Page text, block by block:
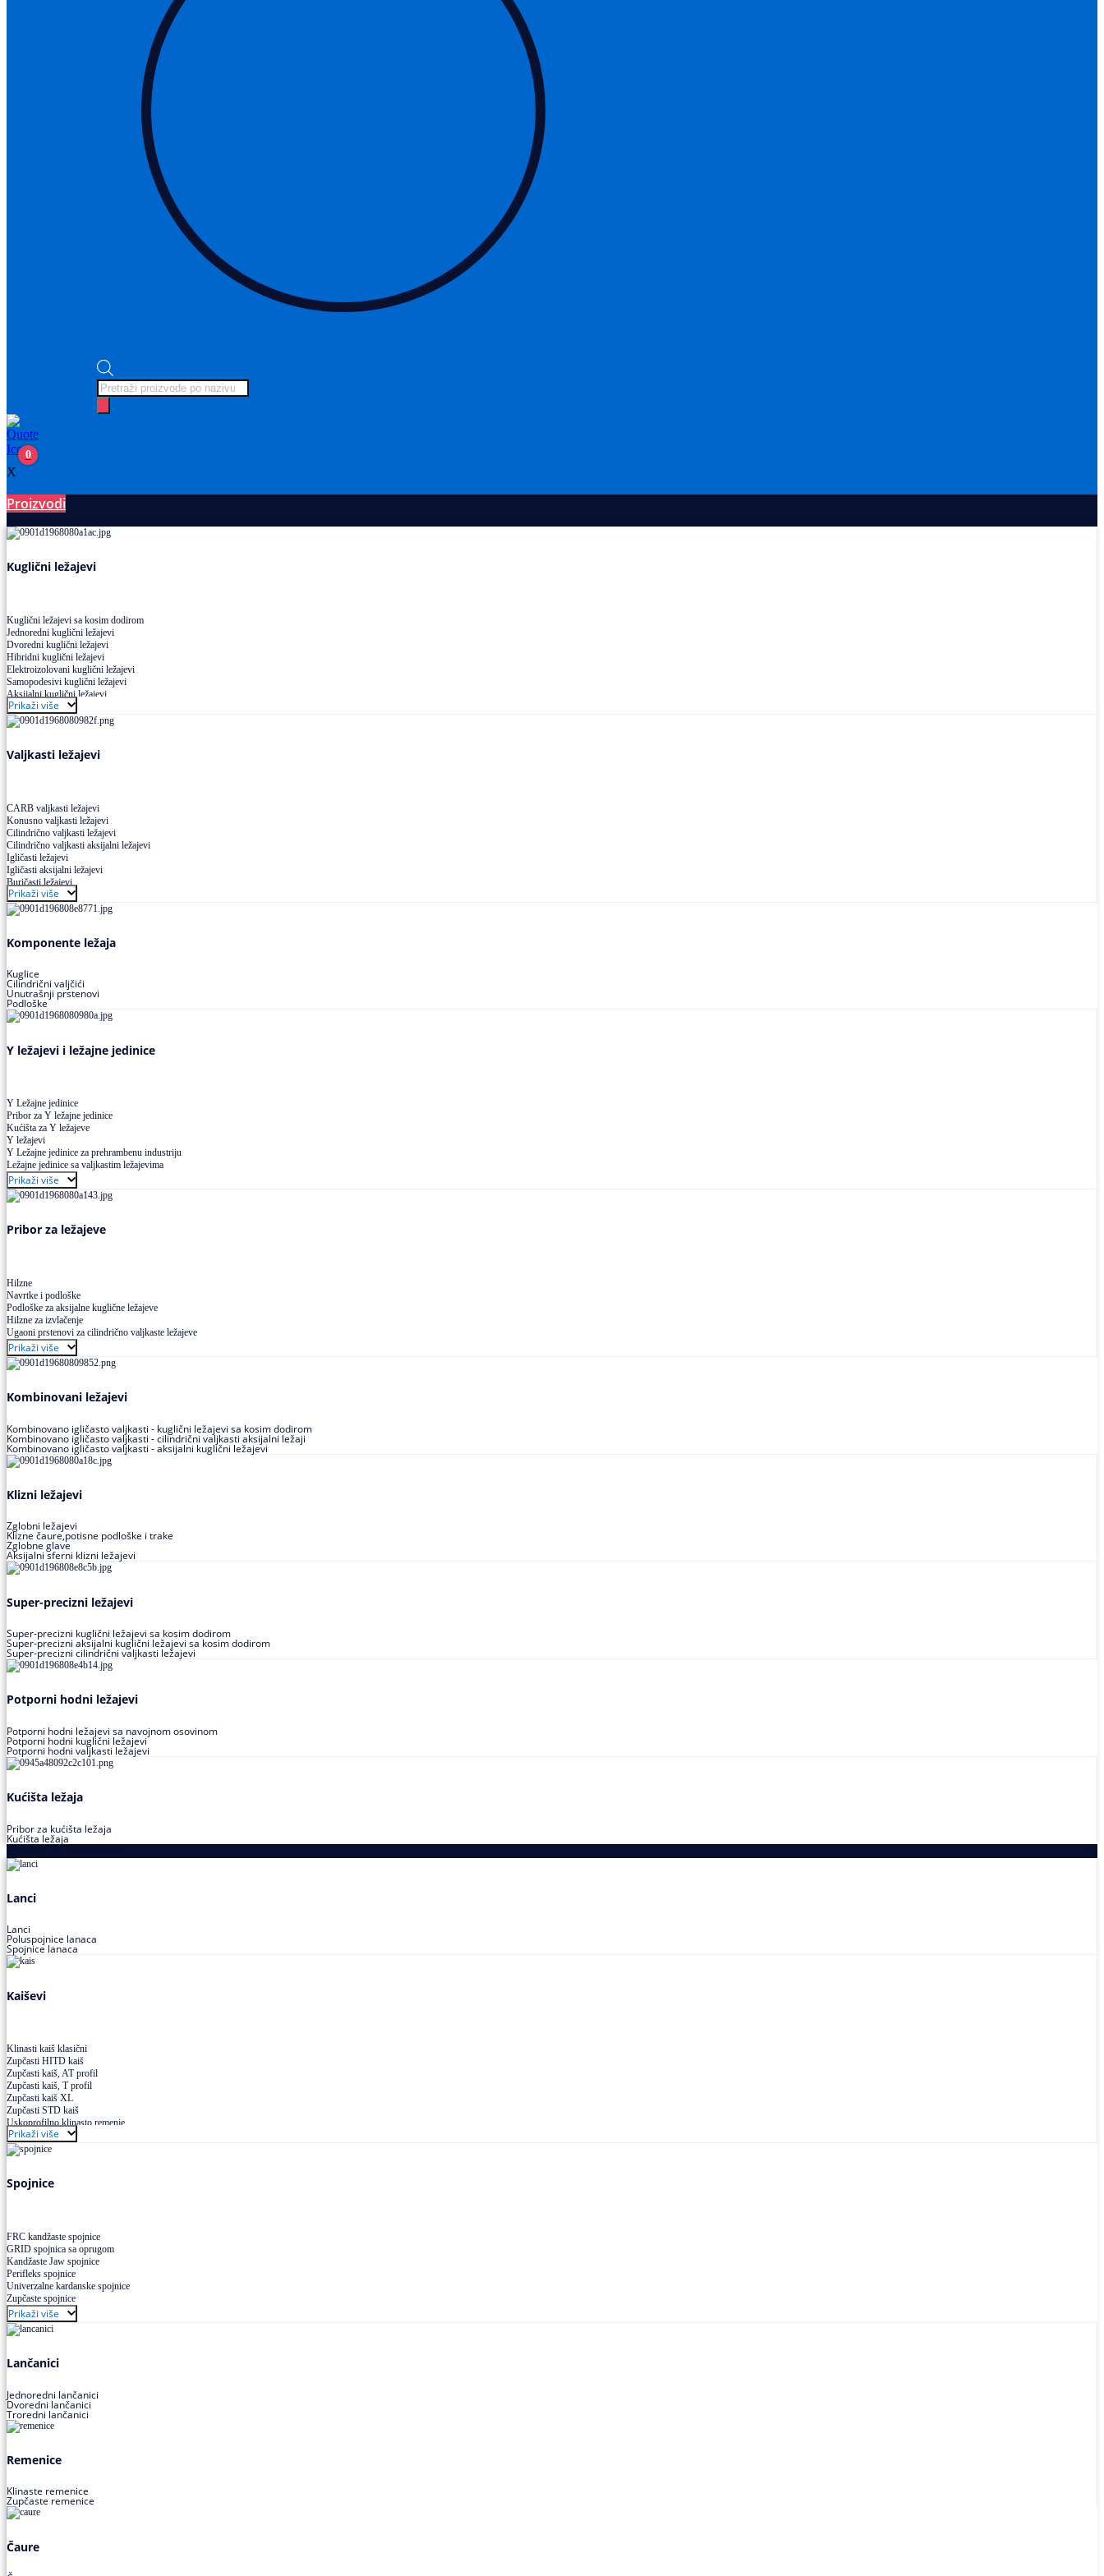
Products
search
0
X
Proizvodi
Kuglični ležajevi
Kuglični ležajevi sa kosim dodirom
Jednoredni kuglični ležajevi
Dvoredni kuglični ležajevi
Hibridni kuglični ležajevi
Elektroizolovani kuglični ležajevi
Samopodesivi kuglični ležajevi
Aksijalni kuglični ležajevi
Kuglični ležajevi od nerđajućeg čelika
Prikaži više
Valjkasti ležajevi
CARB valjkasti ležajevi
Konusno valjkasti ležajevi
Cilindrično valjkasti ležajevi
Cilindrično valjkasti aksijalni ležajevi
Igličasti ležajevi
Igličasti aksijalni ležajevi
Buričasti ležajevi
Buričasti zaptiveni ležajevi
Buričasti aksijalni ležajevi
Prikaži više
Komponente ležaja
Kuglice
Cilindrični valjčići
Unutrašnji prstenovi
Podloške
Y ležajevi i ležajne jedinice
Y Ležajne jedinice
Pribor za Y ležajne jedinice
Kućišta za Y ležajeve
Y ležajevi
Y Ležajne jedinice za prehrambenu industriju
Ležajne jedinice sa valjkastim ležajevima
Prikaži više
Pribor za ležajeve
Hilzne
Navrtke i podloške
Podloške za aksijalne kuglične ležajeve
Hilzne za izvlačenje
Ugaoni prstenovi za cilindrično valjkaste ležajeve
Prikaži više
Kombinovani ležajevi
Kombinovano igličasto valjkasti - kuglični ležajevi sa kosim dodirom
Kombinovano igličasto valjkasti - cilindrični valjkasti aksijalni ležaji
Kombinovano igličasto valjkasti - aksijalni kuglični ležajevi
Klizni ležajevi
Zglobni ležajevi
Klizne čaure,potisne podloške i trake
Zglobne glave
Aksijalni sferni klizni ležajevi
Super-precizni ležajevi
Super-precizni kuglični ležajevi sa kosim dodirom
Super-precizni aksijalni kuglični ležajevi sa kosim dodirom
Super-precizni cilindrični valjkasti ležajevi
Potporni hodni ležajevi
Potporni hodni ležajevi sa navojnom osovinom
Potporni hodni kuglični ležajevi
Potporni hodni valjkasti ležajevi
Kućišta ležaja
Pribor za kućišta ležaja
Kućišta ležaja
Lanci
Lanci
Poluspojnice lanaca
Spojnice lanaca
Kaiševi
Klinasti kaiš klasični
Zupčasti HITD kaiš
Zupčasti kaiš, AT profil
Zupčasti kaiš, T profil
Zupčasti kaiš XL
Zupčasti STD kaiš
Uskoprofilno klinasto remenje
Uskoprofilno klinasto remenje spojeno
Uskoprofilno klinasto remenje XP extra power
Višekanalno remenje PJ,PK
Prikaži više
Spojnice
FRC kandžaste spojnice
GRID spojnica sa oprugom
Kandžaste Jaw spojnice
Perifleks spojnice
Univerzalne kardanske spojnice
Zupčaste spojnice
Prikaži više
Lančanici
Jednoredni lančanici
Dvoredni lančanici
Troredni lančanici
Remenice
Klinaste remenice
Zupčaste remenice
Čaure